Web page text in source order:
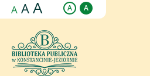
A A A A A